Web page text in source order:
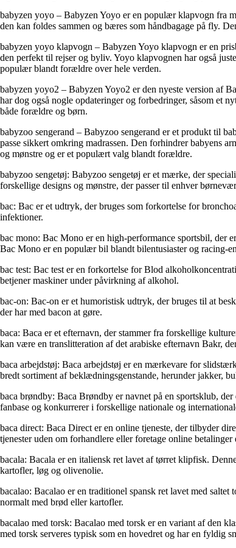
babyzen yoyo – Babyzen Yoyo er en populær klapvogn fra
den kan foldes sammen og bæres som håndbagage på fly.
babyzen yoyo klapvogn – Babyzen Yoyo klapvogn er en
den perfekt til rejser og byliv. Yoyo klapvognen har også
populær blandt forældre over hele verden.
babyzen yoyo2 – Babyzen Yoyo2 er den nyeste version af
har dog også nogle opdateringer og forbedringer, såsom et
både forældre og børn.
babyzoo sengerand – Babyzoo sengerand er et produkt til
passe sikkert omkring madrassen. Den forhindrer babyens
og mønstre og er et populært valg blandt forældre.
babyzoo sengetøj: Babyzoo sengetøj er et mærke, der
forskellige designs og mønstre, der passer til enhver
bac: Bac er et udtryk, der bruges som forkortelse for
infektioner.
bac mono: Bac Mono er en high-performance sportsbil, der
Bac Mono er en populær bil blandt bilentusiaster og racing-
bac test: Bac test er en forkortelse for Blod
betjener maskiner under påvirkning af alkohol.
bac-on: Bac-on er et humoristisk udtryk, der bruges til at
der har med bacon at gøre.
baca: Baca er et efternavn, der stammer fra forskellige
kan være en translitteration af det arabiske efternavn Bakr,
baca arbejdstøj: Baca arbejdstøj er en mærkevare for
bredt sortiment af beklædningsgenstande, herunder jakker,
baca brøndby: Baca Brøndby er navnet på en sportsklub,
fanbase og konkurrerer i forskellige nationale og
baca direct: Baca Direct er en online tjeneste, der tilbyder
tjenester uden om forhandlere eller foretage online
bacala: Bacala er en italiensk ret lavet af tørret klipfisk.
kartofler, løg og olivenolie.
bacalao: Bacalao er en traditionel spansk ret lavet med
normalt med brød eller kartofler.
bacalao med torsk: Bacalao med torsk er en variant af den
med torsk serveres typisk som en hovedret og har en fyldig